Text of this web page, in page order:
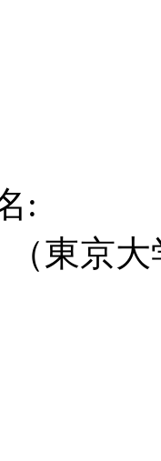
:
（東京